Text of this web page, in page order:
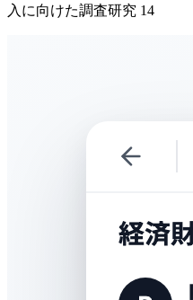
入に向けた調査研究 14